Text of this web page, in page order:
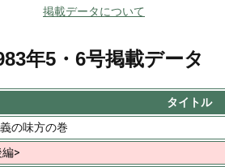
掲載データについて
年5・6号掲載データ
タイトル
の味方の巻
>